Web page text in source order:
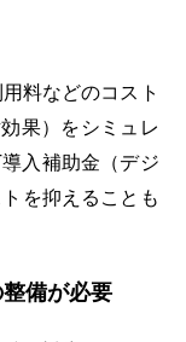
料などのコスト
果）をシミュレ
入補助金（デジ
を抑えることも
備が必要